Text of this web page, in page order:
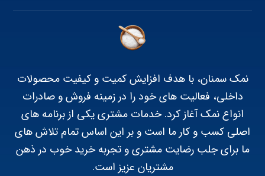
نمک سمنان، با هدف افزایش کمیت و کیفیت محصولات
داخلی، فعالیت های خود را در زمینه فروش و صادرات
انواع نمک آغاز کرد. خدمات مشتری یکی از برنامه های
اصلی کسب و کار ما است و بر این اساس تمام تلاش های
ما برای جلب رضایت مشتری و تجربه خرید خوب در ذهن
مشتریان عزیز است.